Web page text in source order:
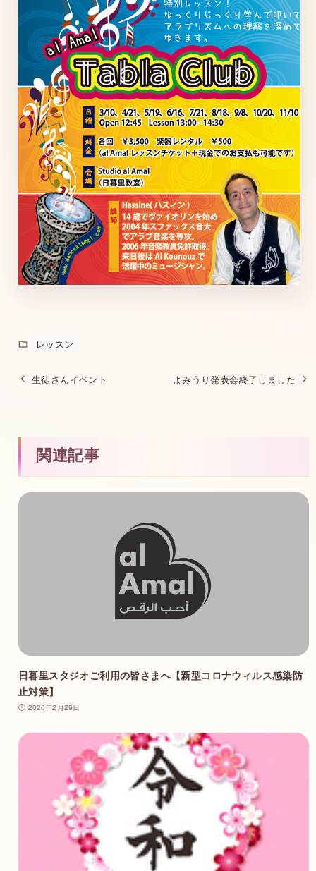
レッスン
生徒さんイベント よみうり発表会終了しました
関連記事
日暮里スタジオご利用の皆さまへ【新型コロナウィルス感染防
止対策】
2020年2月29日